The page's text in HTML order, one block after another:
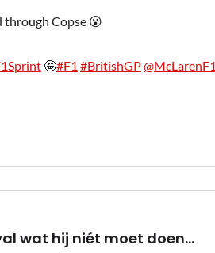
through Copse 😮
🤩#F1 #BritishGP@McLarenF1
wat hij niét moet doen...